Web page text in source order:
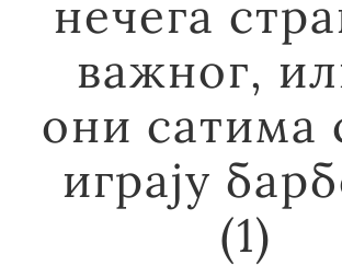
нечега
важног,
они сатима
играју
(1)